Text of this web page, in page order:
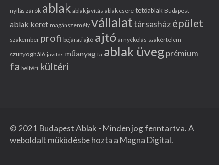
nyílás zárók ablak ablak javítás ablak csere tetőablak Budapest
ablak keret magánszemély vállalattársasházépület
szakember profi bejárati ajtó ajtó árnyékolás szakértelem
szunyogháló javítás műanyag fa ablak üvegprémium
fa beltéri kültéri
© 2021 Budapest Ablak - Minden jog fenntartva. A
weboldalt működésbe hozta a Magna Digital.